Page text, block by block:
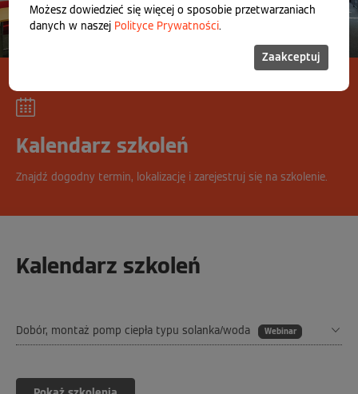
Możesz dowiedzieć się więcej o sposobie przetwarzaniach
danych w naszej Polityce Prywatności.
Zaakceptuj
Kalendarz szkoleń
Znajdź dogodny termin, lokalizację i zarejestruj się na szkolenie.
Kalendarz szkoleń
Dobór, montaż pomp ciepła typu solanka/woda Webinar